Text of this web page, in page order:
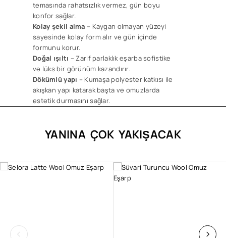
temasında rahatsızlık vermez, gün boyu
konfor sağlar.
Kolay şekil alma – Kaygan olmayan yüzeyi
sayesinde kolay form alır ve gün içinde
formunu korur.
Doğal ışıltı – Zarif parlaklık eşarba sofistike
ve lüks bir görünüm kazandırır.
Dökümlü yapı – Kumaşa polyester katkısı ile
akışkan yapı katarak başta ve omuzlarda
estetik durmasını sağlar.
YANINA ÇOK YAKIŞACAK